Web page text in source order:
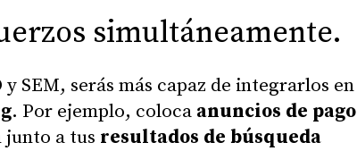
simultáneamente.
SEM, serás más capaz de integrarlos en
. Por ejemplo, coloca anuncios de pago
junto a tus resultados de búsqueda